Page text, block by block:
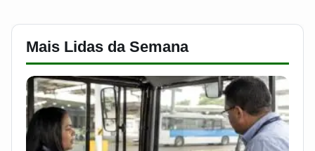
Mais Lidas da Semana